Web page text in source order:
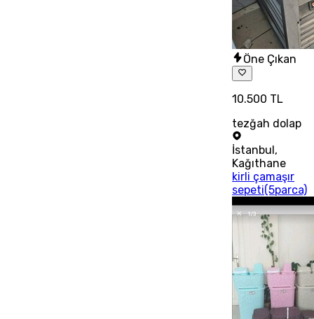
Öne Çıkan
10.500 TL
tezğah dolap
İstanbul ,
Kağıthane
kirli çamaşır
sepeti(5parca)